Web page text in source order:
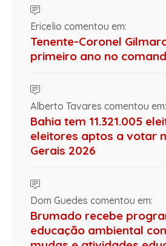
Ericelio comentou em:
Tenente-Coronel
primeiro ano no
Alberto Tavares comentou em:
Bahia tem 11.321.005
eleitores aptos a votar
Gerais 2026
Dom Guedes comentou em:
Brumado recebe
educação ambiental